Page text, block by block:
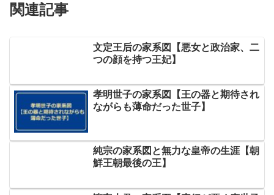
関連記事
文定王后の家系図【悪女と政治家、二
つの顔を持つ王妃】
孝明世子の家系図【王の器と期待され
ながらも薄命だった世子】
純宗の家系図と無力な皇帝の生涯【朝
鮮王朝最後の王】